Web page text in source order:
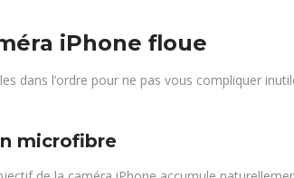
iPhone floue
dans l’ordre pour ne pas vous compliquer
microfibre